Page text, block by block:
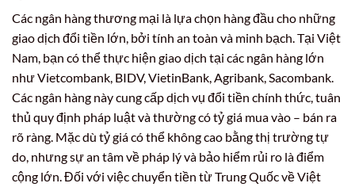
Các ngân hàng thương mại là lựa chọn hàng đầu cho những
giao dịch đổi tiền lớn, bởi tính an toàn và minh bạch. Tại Việt
Nam, bạn có thể thực hiện giao dịch tại các ngân hàng lớn
như Vietcombank, BIDV, VietinBank, Agribank, Sacombank.
Các ngân hàng này cung cấp dịch vụ đổi tiền chính thức, tuân
thủ quy định pháp luật và thường có tỷ giá mua vào – bán ra
rõ ràng. Mặc dù tỷ giá có thể không cao bằng thị trường tự
do, nhưng sự an tâm về pháp lý và bảo hiểm rủi ro là điểm
cộng lớn. Đối với việc chuyển tiền từ Trung Quốc về Việt